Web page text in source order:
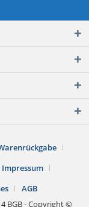
Impressum
AGB
BGB - Copyright ©